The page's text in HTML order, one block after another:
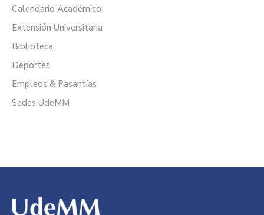
Calendario Académico
Extensión Universitaria
Biblioteca
Deportes
Empleos & Pasantías
Sedes UdeMM